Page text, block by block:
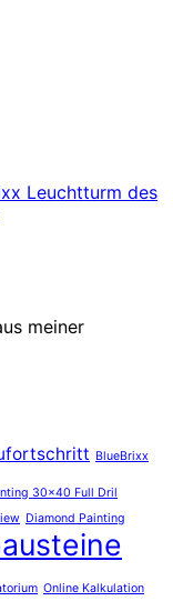
Leuchtturm des
meiner
BlueBrixx
30x40 Full Dril
Diamond Painting
Online Kalkulation